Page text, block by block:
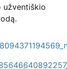
užventiškio